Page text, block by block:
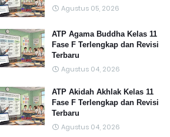
Agustus 05, 2026
ATP Agama Buddha Kelas 11
Fase F Terlengkap dan Revisi
Terbaru
Agustus 04, 2026
ATP Akidah Akhlak Kelas 11
Fase F Terlengkap dan Revisi
Terbaru
Agustus 04, 2026